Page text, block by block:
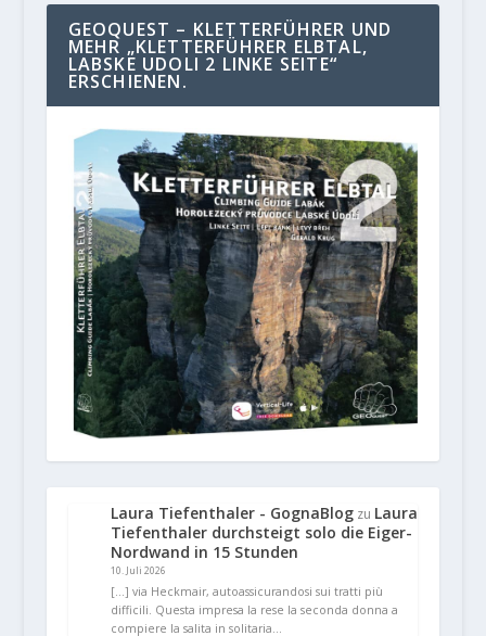
GEOQUEST – KLETTERFÜHRER UND
MEHR „KLETTERFÜHRER ELBTAL,
LABSKE UDOLI 2 LINKE SEITE“
ERSCHIENEN.
Laura Tiefenthaler - GognaBlogzu Laura
Tiefenthaler durchsteigt solo die Eiger-
Nordwand in 15 Stunden
10. Juli 2026
[…] via Heckmair, autoassicurandosi sui tratti più
difficili. Questa impresa la rese la seconda donna a
compiere la salita in solitaria…